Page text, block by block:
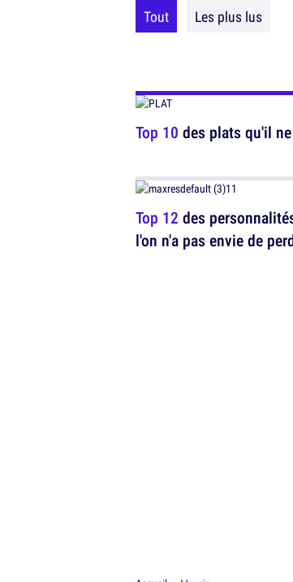
Tout Les plus lus
Top 10 des plats qu'il
Top 12 des
l'on n'a pas envie de